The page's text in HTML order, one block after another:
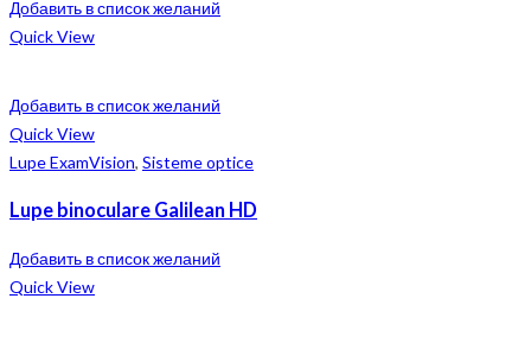
Добавить в список желаний
Quick View
Добавить в список желаний
Quick View
Lupe ExamVision, Sisteme optice
Lupe binoculare Galilean HD
Добавить в список желаний
Quick View